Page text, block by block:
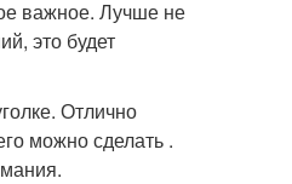
важное. Лучше не
это будет
Отлично
можно сделать .